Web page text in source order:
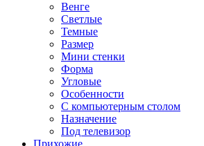
Венге
Светлые
Темные
Размер
Мини стенки
Форма
Угловые
Особенности
С компьютерным столом
Назначение
Под телевизор
Прихожие